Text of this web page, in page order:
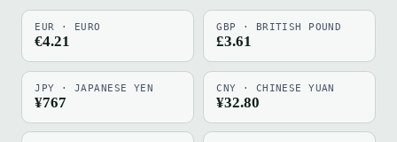
EUR · EURO
€4.21
GBP · BRITISH POUND
£3.61
JPY · JAPANESE YEN
¥767
CNY · CHINESE YUAN
¥32.80